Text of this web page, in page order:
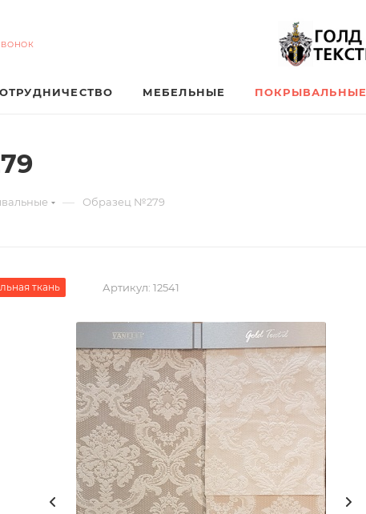
МЕБЕЛЬНЫЕ ПОКРЫВАЛЬНЫЕ
— Образец №279
ткань Артикул: 12541